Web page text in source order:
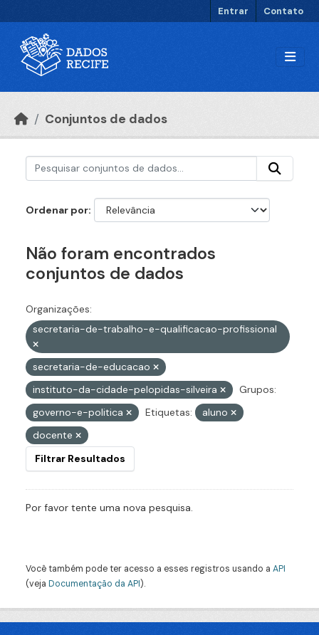
Entrar Contato
Conjuntos de dados
Ordenar por
Não foram encontrados
conjuntos de dados
Organizações:
secretaria-de-trabalho-e-qualificacao-profissional
secretaria-de-educacao
instituto-da-cidade-pelopidas-silveira
Grupos:
governo-e-politica
Etiquetas:
aluno
docente
Filtrar Resultados
Por favor tente uma nova pesquisa.
Você também pode ter acesso a esses registros usando a API
(veja Documentação da API).